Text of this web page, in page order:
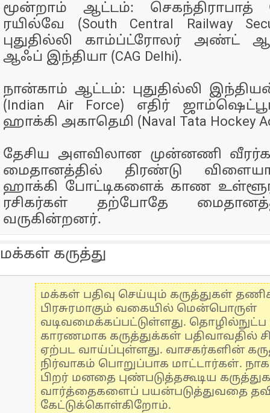
மூன்றாம் ஆட்டம்: செகந்திராபாத்
ரயில்வே (South Central Railway
புதுதில்லி காம்ப்ட்ரோலர் அண்ட்
ஆஃப் இந்தியா (CAG Delhi).
நான்காம் ஆட்டம்: புதுதில்லி
(Indian Air Force) எதிர்
ஹாக்கி அகாதெமி (Naval Tata Hockey
தேசிய அளவிலான முன்னணி
மைதானத்தில் திரண்டு
ஹாக்கி போட்டிகளைக் காண
ரசிகர்கள் தற்போதே
வருகின்றனர்.
மக்கள் கருத்து
மக்கள் பதிவு செய்யும் கருத்துகள்
பிரசுரமாகும் வகையில் மென்பொருள்
வடிவமைக்கப்பட்டுள்ளது.
காரணமாக கருத்துக்கள் பதிவாவதில்
ஏற்பட வாய்ப்புள்ளது. வாசகர்களின்
நிர்வாகம் பொறுப்பாக மாட்டார்கள்.
பிறர் மனதை புண்படுத்தகூடிய
வார்த்தைகளைப் பயன்படுத்துவதை
கேட்டுக்கொள்கிறோம்.